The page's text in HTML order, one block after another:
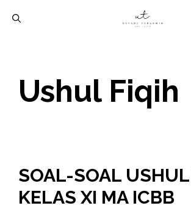
Ushul Fiqih
SOAL-SOAL
KELAS XI MA ICBB